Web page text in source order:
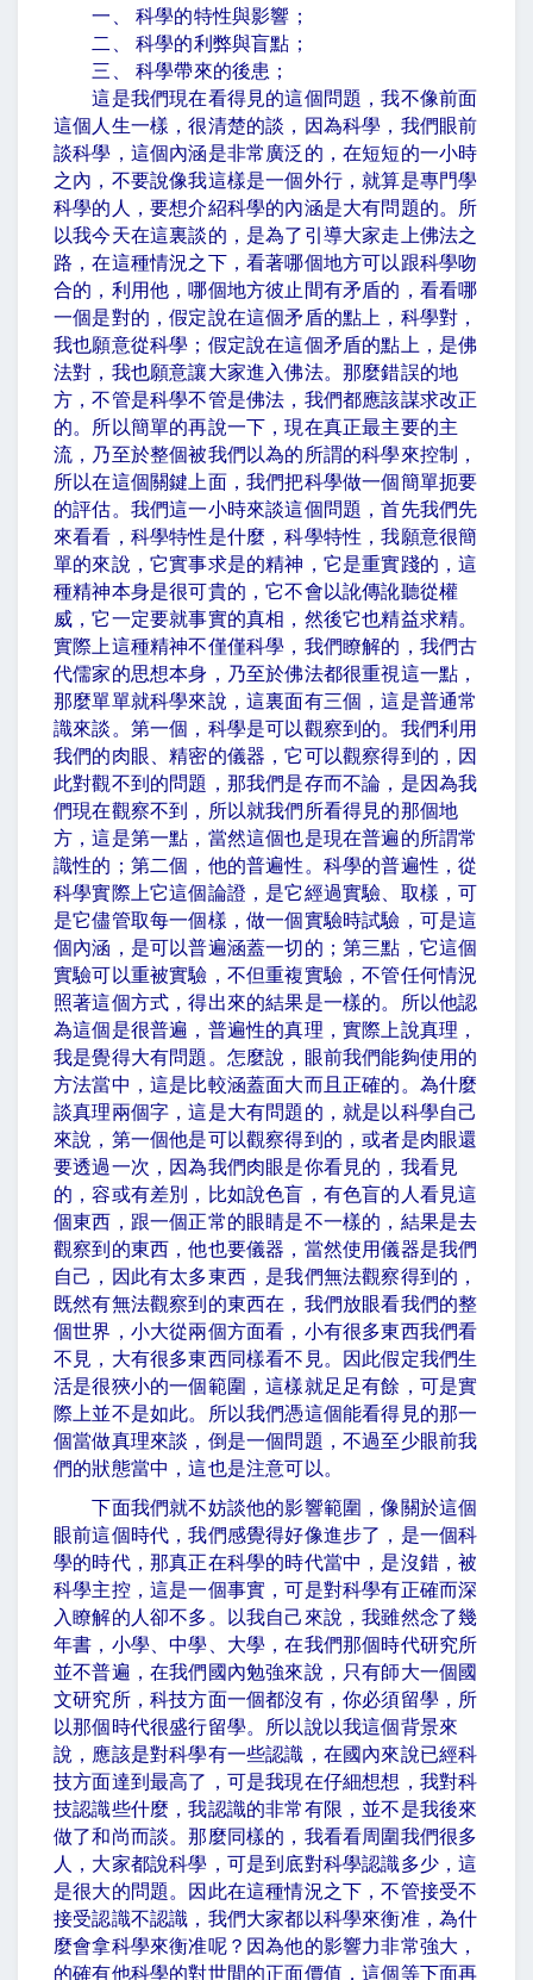
一、 科學的特性與影響；
二、 科學的利弊與盲點；
三、 科學帶來的後患；
這是我們現在看得見的這個問題，我不像前面
這個人生一樣，很清楚的談，因為科學，我們眼前
談科學，這個內涵是非常廣泛的，在短短的一小時
之內，不要說像我這樣是一個外行，就算是專門學
科學的人，要想介紹科學的內涵是大有問題的。所
以我今天在這裏談的，是為了引導大家走上佛法之
路，在這種情況之下，看著哪個地方可以跟科學吻
合的，利用他，哪個地方彼止間有矛盾的，看看哪
一個是對的，假定說在這個矛盾的點上，科學對，
我也願意從科學；假定說在這個矛盾的點上，是佛
法對，我也願意讓大家進入佛法。那麼錯誤的地
方，不管是科學不管是佛法，我們都應該謀求改正
的。所以簡單的再說一下，現在真正最主要的主
流，乃至於整個被我們以為的所謂的科學來控制，
所以在這個關鍵上面，我們把科學做一個簡單扼要
的評估。我們這一小時來談這個問題，首先我們先
來看看，科學特性是什麼，科學特性，我願意很簡
單的來說，它實事求是的精神，它是重實踐的，這
種精神本身是很可貴的，它不會以訛傳訛聽從權
威，它一定要就事實的真相，然後它也精益求精。
實際上這種精神不僅僅科學，我們瞭解的，我們古
代儒家的思想本身，乃至於佛法都很重視這一點，
那麼單單就科學來說，這裏面有三個，這是普通常
識來談。第一個，科學是可以觀察到的。我們利用
我們的肉眼、精密的儀器，它可以觀察得到的，因
此對觀不到的問題，那我們是存而不論，是因為我
們現在觀察不到，所以就我們所看得見的那個地
方，這是第一點，當然這個也是現在普遍的所謂常
識性的；第二個，他的普遍性。科學的普遍性，從
科學實際上它這個論證，是它經過實驗、取樣，可
是它儘管取每一個樣，做一個實驗時試驗，可是這
個內涵，是可以普遍涵蓋一切的；第三點，它這個
實驗可以重被實驗，不但重複實驗，不管任何情況
照著這個方式，得出來的結果是一樣的。所以他認
為這個是很普遍，普遍性的真理，實際上說真理，
我是覺得大有問題。怎麼說，眼前我們能夠使用的
方法當中，這是比較涵蓋面大而且正確的。為什麼
談真理兩個字，這是大有問題的，就是以科學自己
來說，第一個他是可以觀察得到的，或者是肉眼還
要透過一次，因為我們肉眼是你看見的，我看見
的，容或有差別，比如說色盲，有色盲的人看見這
個東西，跟一個正常的眼睛是不一樣的，結果是去
觀察到的東西，他也要儀器，當然使用儀器是我們
自己，因此有太多東西，是我們無法觀察得到的，
既然有無法觀察到的東西在，我們放眼看我們的整
個世界，小大從兩個方面看，小有很多東西我們看
不見，大有很多東西同樣看不見。因此假定我們生
活是很狹小的一個範圍，這樣就足足有餘，可是實
際上並不是如此。所以我們憑這個能看得見的那一
個當做真理來談，倒是一個問題，不過至少眼前我
們的狀態當中，這也是注意可以。
下面我們就不妨談他的影響範圍，像關於這個
眼前這個時代，我們感覺得好像進步了，是一個科
學的時代，那真正在科學的時代當中，是沒錯，被
科學主控，這是一個事實，可是對科學有正確而深
入瞭解的人卻不多。以我自己來說，我雖然念了幾
年書，小學、中學、大學，在我們那個時代研究所
並不普遍，在我們國內勉強來說，只有師大一個國
文研究所，科技方面一個都沒有，你必須留學，所
以那個時代很盛行留學。所以說以我這個背景來
說，應該是對科學有一些認識，在國內來說已經科
技方面達到最高了，可是我現在仔細想想，我對科
技認識些什麼，我認識的非常有限，並不是我後來
做了和尚而談。那麼同樣的，我看看周圍我們很多
人，大家都說科學，可是到底對科學認識多少，這
是很大的問題。因此在這種情況之下，不管接受不
接受認識不認識，我們大家都以科學來衡准，為什
麼會拿科學來衡准呢？因為他的影響力非常強大，
的確有他科學的對世間的正面價值，這個等下面再